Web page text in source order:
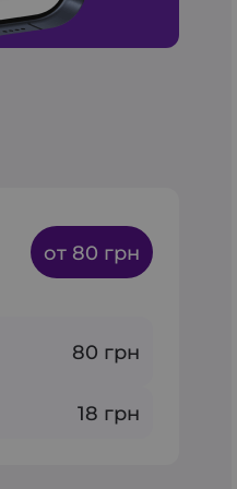
от 80 грн
80 грн
18 грн